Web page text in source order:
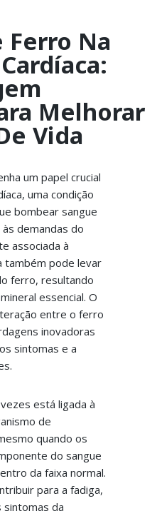
Ferro Na
Melhorar
Vida
um papel crucial
uma condição
bombear sangue
demandas do
associada à
também pode levar
ferro, resultando
essencial. O
entre o ferro
inovadoras
sintomas e a
está ligada à
de
quando os
do sangue
da faixa normal.
para a fadiga,
da